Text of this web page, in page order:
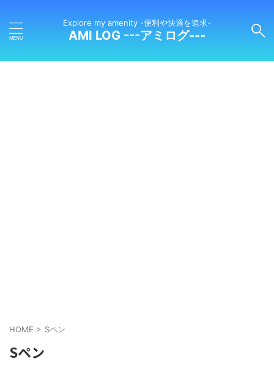
Explore my amenity -便利や快適を追求-
AMI LOG ---アミログ---
HOME > Sペン
Sペン